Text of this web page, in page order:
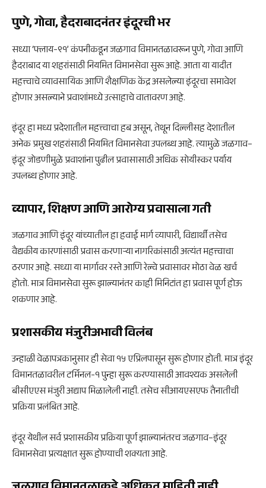
पुणे, गोवा, हैदराबादनंतर इंदूरची भर
सध्या ‘फ्लाय-९१’ कंपनीकडून जळगाव विमानतळावरून पुणे, गोवा आणि
हैदराबाद या शहरांसाठी नियमित विमानसेवा सुरू आहे. आता या यादीत
महत्त्वाचे व्यावसायिक आणि शैक्षणिक केंद्र असलेल्या इंदूरचा समावेश
होणार असल्याने प्रवाशांमध्ये उत्साहाचे वातावरण आहे.
इंदूर हा मध्य प्रदेशातील महत्त्वाचा हब असून, तेथून दिल्लीसह देशातील
अनेक प्रमुख शहरांसाठी नियमित विमानसेवा उपलब्ध आहे. त्यामुळे जळगाव–
इंदूर जोडणीमुळे प्रवाशांना पुढील प्रवासासाठी अधिक सोयीस्कर पर्याय
उपलब्ध होणार आहे.
व्यापार, शिक्षण आणि आरोग्य प्रवासाला गती
जळगाव आणि इंदूर यांच्यातील हा हवाई मार्ग व्यापारी, विद्यार्थी तसेच
वैद्यकीय कारणांसाठी प्रवास करणाऱ्या नागरिकांसाठी अत्यंत महत्त्वाचा
ठरणार आहे. सध्या या मार्गावर रस्ते आणि रेल्वे प्रवासावर मोठा वेळ खर्च
होतो. मात्र विमानसेवा सुरू झाल्यानंतर काही मिनिटांत हा प्रवास पूर्ण होऊ
शकणार आहे.
प्रशासकीय मंजुरीअभावी विलंब
उन्हाळी वेळापत्रकानुसार ही सेवा १५ एप्रिलपासून सुरू होणार होती. मात्र इंदूर
विमानतळावरील टर्मिनल-१ पुन्हा सुरू करण्यासाठी आवश्यक असलेली
बीसीएएस मंजुरी अद्याप मिळालेली नाही. तसेच सीआयएसएफ तैनातीची
प्रक्रिया प्रलंबित आहे.
इंदूर येथील सर्व प्रशासकीय प्रक्रिया पूर्ण झाल्यानंतरच जळगाव–इंदूर
विमानसेवा प्रत्यक्षात सुरू होण्याची शक्यता आहे.